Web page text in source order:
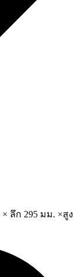
ลึก 295 มม. ×สูง